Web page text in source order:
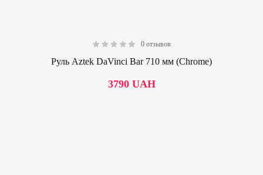
0 отзывов
Руль Aztek DaVinci Bar 710 мм (Chrome)
3790 UAH